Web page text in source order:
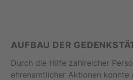
AUFBAU DER
Durch die Hilfe zahlreicher
ehrenamtlicher Aktionen konnte